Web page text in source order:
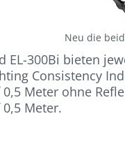
Neu die
EL-300Bi bieten
Consistency
0,5 Meter ohne
Meter.